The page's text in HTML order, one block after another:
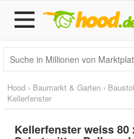
Hood › Baumarkt & Garten ›
Kellerfenster
Kellerfenster weiss 80